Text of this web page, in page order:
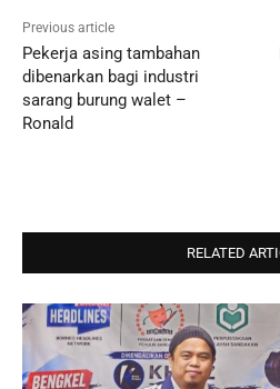
Previous article
Pekerja asing tambahan
dibenarkan bagi industri
sarang burung walet –
Ronald
RELATED